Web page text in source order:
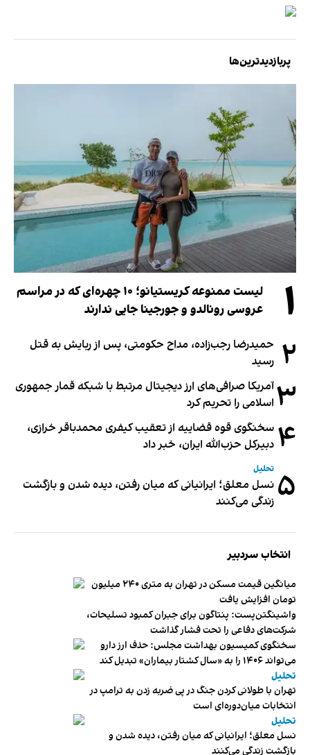
پربازدیدترین‌ها
۱
لیست ممنوعه کریستیانو؛ ۱۰ چهره‌ای که در مراسم
عروسی رونالدو و جورجینا جایی ندارند
۲ حمیدرضا رجب‌زاده، مداح حکومتی، پس از ربایش به قتل
رسید
۳آمریکا صرافی‌های ارز دیجیتال مرتبط با شبکه قمار جمهوری
اسلامی را تحریم کرد
۴ سخنگوی قوه قضاییه از تعقیب کیفری محمدباقر خرازی،
دبیر‌کل حزب‌الله ایران، خبر داد
۵ تحلیل
نسل معلق؛ ایرانیانی که میان رفتن، دیده شدن و بازگشت
زندگی می‌کنند
انتخاب سردبیر
میانگین قیمت مسکن در تهران به متری ۲۴۰ میلیون
تومان افزایش یافت
واشینگتن‌پست: پنتاگون برای جبران کمبود تسلیحات،
شرکت‌های دفاعی را تحت فشار گذاشت
سخنگوی کمیسیون بهداشت مجلس: حذف ارز دارو
می‌تواند ۱۴۰۶ را به «سال کشتار بیماران» تبدیل کند
تحلیل
تهران با طولانی کردن جنگ در پی ضربه زدن به ترامپ در
انتخابات میان‌دوره‌ای است
تحلیل
نسل معلق؛ ایرانیانی که میان رفتن، دیده شدن و
بازگشت زندگی می‌کنند